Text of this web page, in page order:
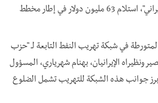
(المعروف أيضاً بالحاج فادي) والشويكي، في رسالة إلى مسؤول كبير في "البنك المركزي الإيراني"، استلام 63 مليون دولار في إطار مخطط
في شبكة تهريب النفط التابعة لـ "حزب
ونظيراه الإيرانيان، بهنام شهرياري، المسؤول
جوانب هذه الشبكة للتهريب تشمل الضلوع